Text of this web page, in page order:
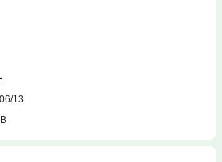
り……。光り輝く個性を持った女の子の、一
13